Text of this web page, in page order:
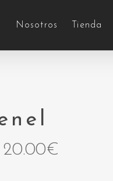
Nosotros Tienda
20.00€